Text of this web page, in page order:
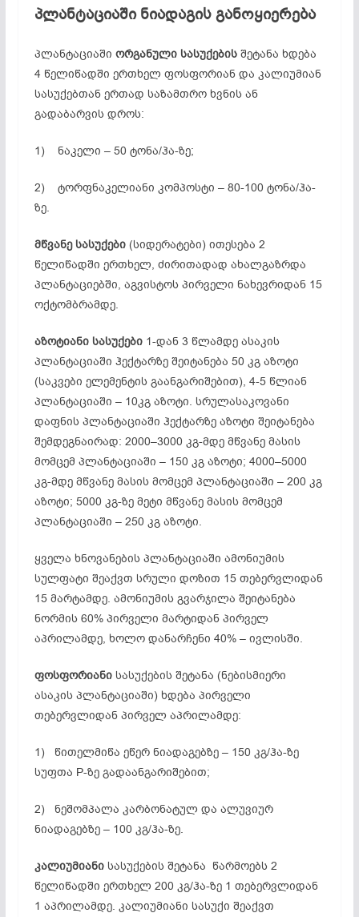
პლანტაციაში ნიადაგის განოყიერება
პლანტაციაში ორგანული სასუქებისშეტანა ხდება
4 წელიწადში ერთხელ ფოსფორიან და კალიუმიან
სასუქებთან ერთად საზამთრო ხვნის ან
გადაბარვის დროს:
1) ნაკელი – 50 ტონა/ჰა-ზე;
2) ტორფნაკელიანი კომპოსტი – 80-100 ტონა/ჰა-
ზე.
მწვანე სასუქები(სიდერატები) ითესება 2
წელიწადში ერთხელ, ძირითადად ახალგაზრდა
პლანტაციებში, აგვისტოს პირველი ნახევრიდან 15
ოქტომბრამდე.
აზოტიანი სასუქები1-დან 3 წლამდე ასაკის
პლანტაციაში ჰექტარზე შეიტანება 50 კგ აზოტი
(საკვები ელემენტის გაანგარიშებით), 4-5 წლიან
პლანტაციაში – 10კგ აზოტი. სრულასაკოვანი
დაფნის პლანტაციაში ჰექტარზე აზოტი შეიტანება
შემდეგნაირად: 2000–3000 კგ-მდე მწვანე მასის
მომცემ პლანტაციაში – 150 კგ აზოტი; 4000–5000
კგ-მდე მწვანე მასის მომცემ პლანტაციაში – 200 კგ
აზოტი; 5000 კგ-ზე მეტი მწვანე მასის მომცემ
პლანტაციაში – 250 კგ აზოტი.
ყველა ხნოვანების პლანტაციაში ამონიუმის
სულფატი შეაქვთ სრული დოზით 15 თებერვლიდან
15 მარტამდე. ამონიუმის გვარჯილა შეიტანება
ნორმის 60% პირველი მარტიდან პირველ
აპრილამდე, ხოლო დანარჩენი 40% – ივლისში.
ფოსფორიანისასუქების შეტანა (ნებისმიერი
ასაკის პლანტაციაში) ხდება პირველი
თებერვლიდან პირველ აპრილამდე:
1) წითელმიწა ეწერ ნიადაგებზე – 150 კგ/ჰა-ზე
სუფთა P-ზე გადაანგარიშებით;
2) ნეშომპალა კარბონატულ და ალუვიურ
ნიადაგებზე – 100 კგ/ჰა-ზე.
კალიუმიანისასუქების შეტანა წარმოებს 2
წელიწადში ერთხელ 200 კგ/ჰა-ზე 1 თებერვლიდან
1 აპრილამდე. კალიუმიანი სასუქი შეაქვთ